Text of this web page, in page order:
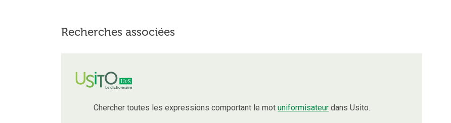
Recherches associées
Chercher toutes les expressions comportant le mot uniformisateur dans Usito.